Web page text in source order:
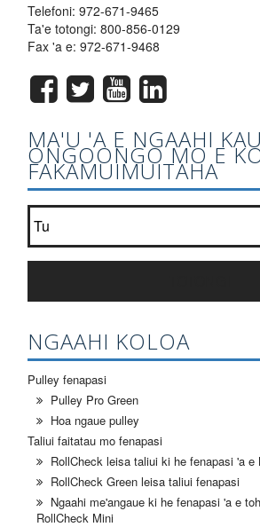
Telefoni: 972-671-9465
Ta'e totongi: 800-856-0129
Fax 'a e: 972-671-9468
MA'U 'A E NGAAHI
ONGOONGO MO E
FAKAMUIMUITAHA
Kau ki he'etau lisi
NGAAHI KOLOA
Pulley fenapasi
Pulley Pro Green
Hoa ngaue pulley
Taliui faitatau mo fenapasi
RollCheck leisa taliui ki he fenapasi 'a e
RollCheck Green leisa taliui fenapasi
Ngaahi me'angaue ki he fenapasi 'a e
RollCheck Mini